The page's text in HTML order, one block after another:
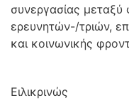
συνεργασίας μεταξύ
ερευνητών-/τριών,
και κοινωνικής
Ειλικρινώς